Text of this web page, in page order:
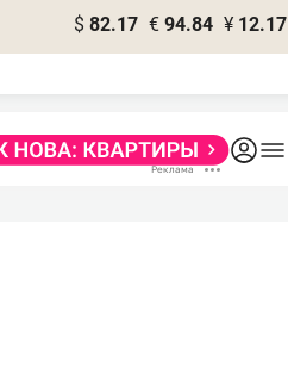
$ 82.17 € 94.84 ¥ 12.17